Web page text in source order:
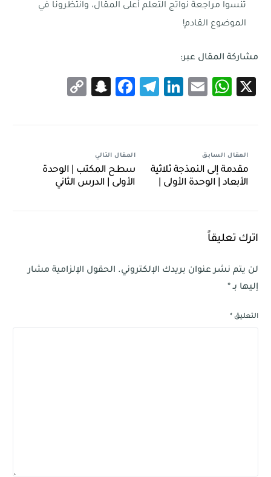
تنسوا مراجعة نواتج التعلُّم أعلى المقال، وانتظرونا في
الموضوع القادم!
مشاركة المقال عبر:
X
WhatsApp
Email
LinkedIn
Telegram
Facebook
Snapchat
المقال السابق
مقدمة إلى النمذجة ثلاثية
الأبعاد | الوحدة الأولى |
المقال التالي
سطح المكتب | الوحدة
الأولى | الدرس الثاني
اترك تعليقاً
لن يتم نشر عنوان بريدك الإلكتروني. الحقول الإلزامية مشار
إليها بـ*
التعليق*